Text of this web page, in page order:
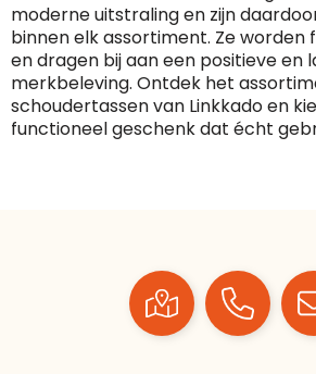
moderne uitstraling en zijn
binnen elk assortiment. Ze
en dragen bij aan een positieve en
merkbeleving. Ontdek het
schoudertassen van Linkkado en
functioneel geschenk dat écht